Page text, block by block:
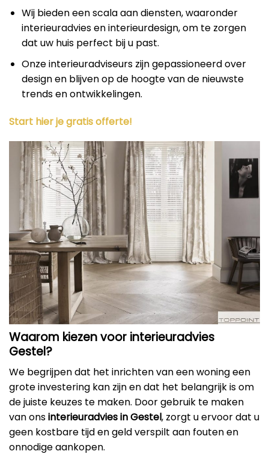
Wij bieden een scala aan diensten, waaronder
interieuradvies en interieurdesign, om te zorgen
dat uw huis perfect bij u past.
Onze interieuradviseurs zijn gepassioneerd over
design en blijven op de hoogte van de nieuwste
trends en ontwikkelingen.
Start hier je gratis offerte!
Waarom kiezen voor interieuradvies
Gestel?
We begrijpen dat het inrichten van een woning een
grote investering kan zijn en dat het belangrijk is om
de juiste keuzes te maken. Door gebruik te maken
van onsinterieuradvies in Gestel, zorgt u ervoor dat u
geen kostbare tijd en geld verspilt aan fouten en
onnodige aankopen.